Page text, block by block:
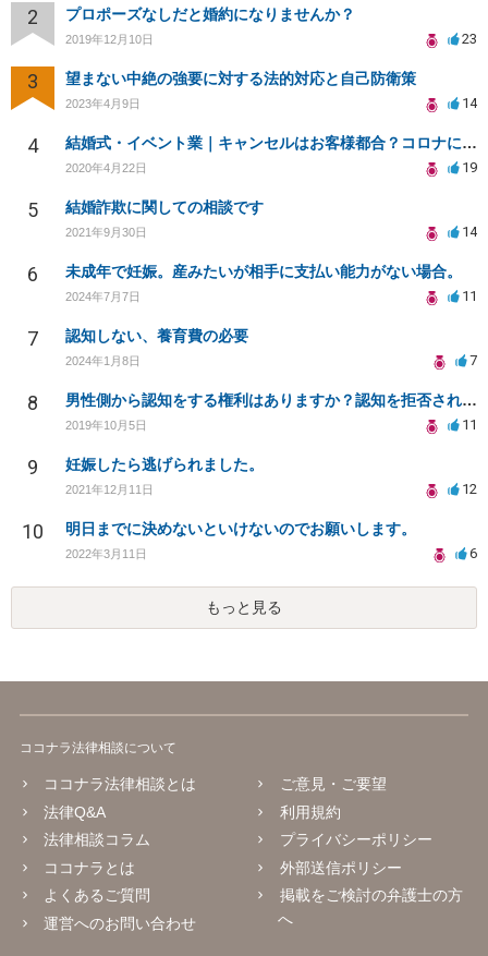
2 プロポーズなしだと婚約になりませんか？
2019年12月10日 23
3 望まない中絶の強要に対する法的対応と自己防衛策
2023年4月9日 14
4 結婚式・イベント業｜キャンセルはお客様都合？コロナによる結婚式キャンセルのトラブル対処（編集部投稿）
2020年4月22日 19
5 結婚詐欺に関しての相談です
2021年9月30日 14
6 未成年で妊娠。産みたいが相手に支払い能力がない場合。
2024年7月7日 11
7 認知しない、養育費の必要
2024年1月8日 7
8 男性側から認知をする権利はありますか？認知を拒否され父親になる権利を奪われたら法律問題になりますか？
2019年10月5日 11
9 妊娠したら逃げられました。
2021年12月11日 12
10 明日までに決めないといけないのでお願いします。
2022年3月11日 6
もっと見る
ココナラ法律相談について
ココナラ法律相談とは
法律Q&A
法律相談コラム
ココナラとは
よくあるご質問
運営へのお問い合わせ
ご意見・ご要望
利用規約
プライバシーポリシー
外部送信ポリシー
掲載をご検討の弁護士の方
へ